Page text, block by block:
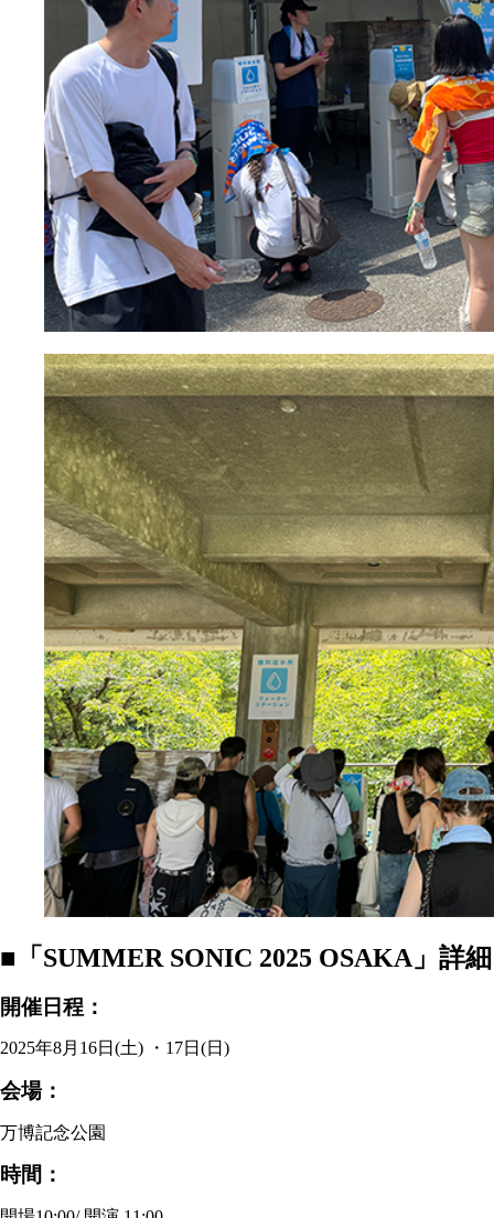
■「SUMMER SONIC 2025 OSAKA」詳細
開催日程：
2025年8月16日(土) ・17日(日)
会場：
万博記念公園
時間：